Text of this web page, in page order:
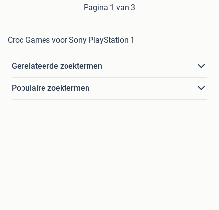
Pagina 1 van 3
Croc Games voor Sony PlayStation 1
Gerelateerde zoektermen
Populaire zoektermen